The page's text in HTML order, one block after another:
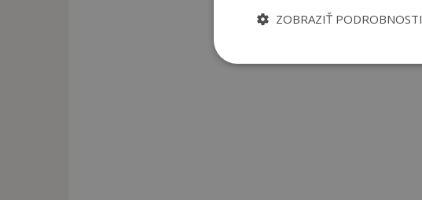
ZOBRAZIŤ PODROBNOSTI